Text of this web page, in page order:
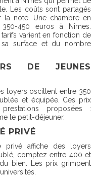
Les coûts sont partagés
la note. Une chambre en
350-450 euros à Nîmes.
varient en fonction de
sa surface et du nombre
DE JEUNES
loyers oscillent entre 350
et équipée. Ces prix
proposées :
le petit-déjeuner.
PRIVÉ
privé affiche des loyers
comptez entre 400 et
bien. Les prix grimpent